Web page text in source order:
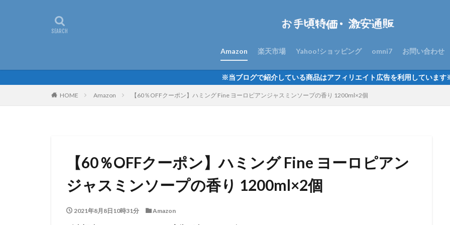
Amazon 楽天市場 Yahoo!ショッピング omni7 お問い合わせ
※当ブログで紹介している商品はアフィリエイト広告を利用していま
HOME Amazon 【60％OFFクーポン】ハミング Fine ヨーロピアンジャスミンソープの香り 1200ml×2個
【60％OFFクーポン】ハミング Fine ヨーロピアン
ジャスミンソープの香り 1200ml×2個
2021年8月8日10時31分 Amazon